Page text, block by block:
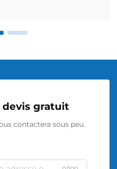
gratuit
contactera sous peu.